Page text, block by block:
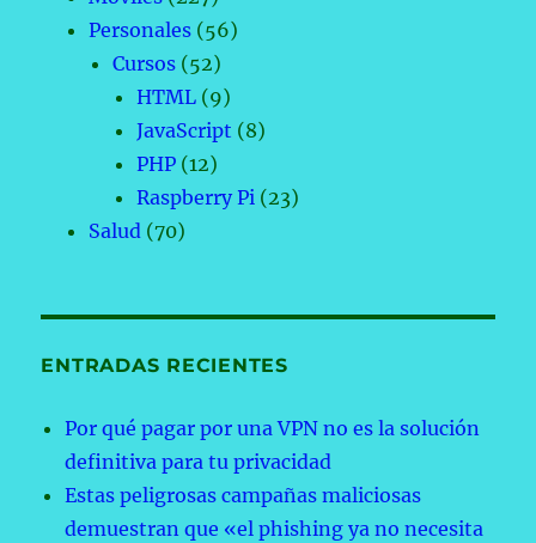
Personales (56)
Cursos (52)
HTML (9)
JavaScript (8)
PHP (12)
Raspberry Pi (23)
Salud (70)
ENTRADAS RECIENTES
Por qué pagar por una VPN no es la solución
definitiva para tu privacidad
Estas peligrosas campañas maliciosas
demuestran que «el phishing ya no necesita